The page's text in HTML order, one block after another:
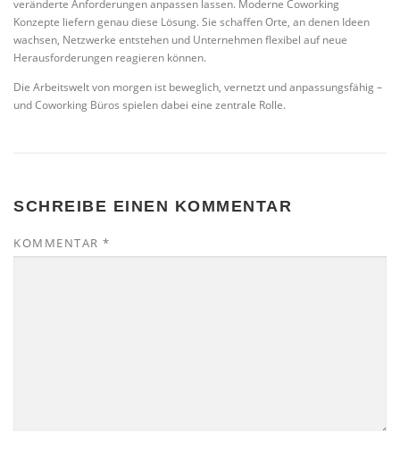
veränderte Anforderungen anpassen lassen. Moderne Coworking
Konzepte liefern genau diese Lösung. Sie schaffen Orte, an denen Ideen
wachsen, Netzwerke entstehen und Unternehmen flexibel auf neue
Herausforderungen reagieren können.
Die Arbeitswelt von morgen ist beweglich, vernetzt und anpassungsfähig –
und Coworking Büros spielen dabei eine zentrale Rolle.
SCHREIBE EINEN KOMMENTAR
KOMMENTAR *